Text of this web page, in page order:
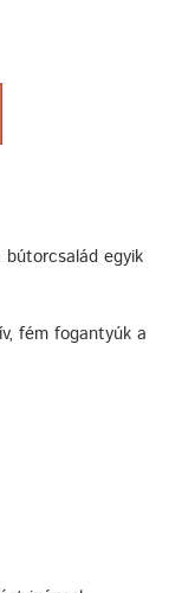
egyik
fém fogantyúk a